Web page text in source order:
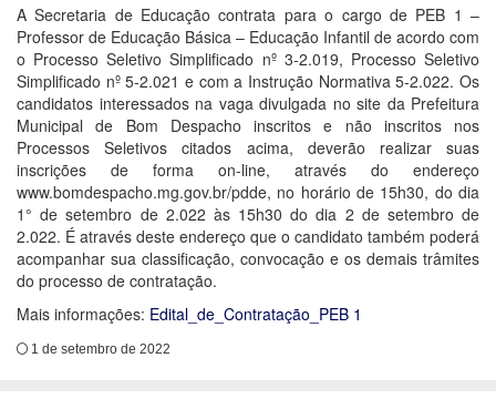
A Secretaria de Educação contrata para o cargo de PEB 1 –
Professor de Educação Básica – Educação Infantil de acordo com
o Processo Seletivo Simplificado nº 3-2.019, Processo Seletivo
Simplificado nº 5-2.021 e com a Instrução Normativa 5-2.022. Os
candidatos interessados na vaga divulgada no site da Prefeitura
Municipal de Bom Despacho inscritos e não inscritos nos
Processos Seletivos citados acima, deverão realizar suas
inscrições de forma on-line, através do endereço
www.bomdespacho.mg.gov.br/pdde, no horário de 15h30, do dia
1° de setembro de 2.022 às 15h30 do dia 2 de setembro de
2.022. É através deste endereço que o candidato também poderá
acompanhar sua classificação, convocação e os demais trâmites
do processo de contratação.
Mais informações: Edital_de_Contratação_PEB 1
1 de setembro de 2022